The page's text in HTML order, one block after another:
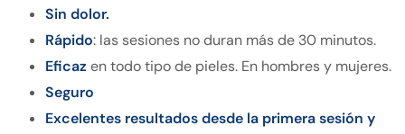
Sin dolor.
Rápido: las sesiones no duran más de 30 minutos.
Eficaz en todo tipo de pieles. En hombres y mujeres.
Seguro
Excelentes resultadosdesde la primera sesión y